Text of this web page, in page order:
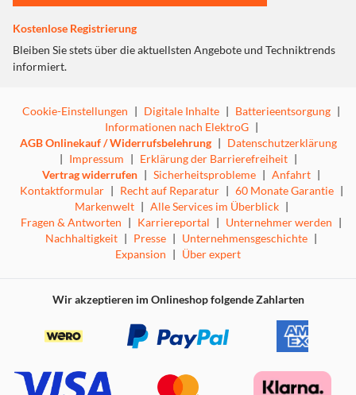
Kostenlose Registrierung
Bleiben Sie stets über die aktuellsten Angebote und Techniktrends
informiert.
Cookie-Einstellungen | Digitale Inhalte | Batterieentsorgung |
Informationen nach ElektroG |
AGB Onlinekauf / Widerrufsbelehrung | Datenschutzerklärung
| Impressum | Erklärung der Barrierefreiheit |
Vertrag widerrufen | Sicherheitsprobleme | Anfahrt |
Kontaktformular | Recht auf Reparatur | 60 Monate Garantie |
Markenwelt | Alle Services im Überblick |
Fragen & Antworten | Karriereportal | Unternehmer werden |
Nachhaltigkeit | Presse | Unternehmensgeschichte |
Expansion | Über expert
Wir akzeptieren im Onlineshop folgende Zahlarten